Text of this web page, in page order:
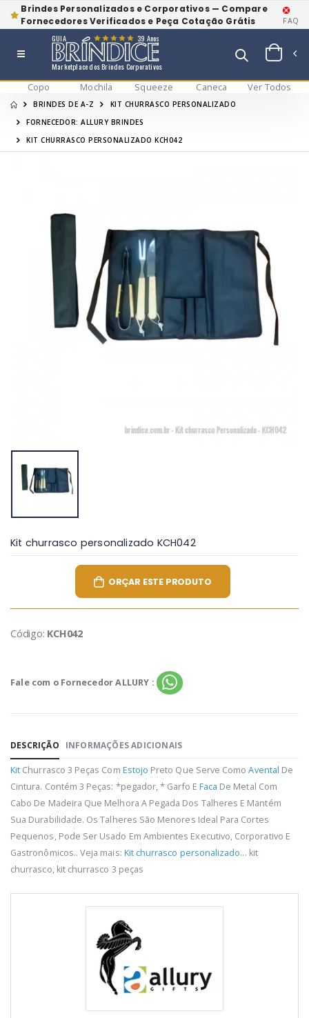
Brindes Personalizados e Corporativos — Compare
Fornecedores Verificados e Peça Cotação Grátis
FAQ
Marketplace dos Brindes Corporativos
GUIA 39 Anos
Copo Mochila Squeeze Caneca Ver Todos
BRINDES DE A-Z
KIT CHURRASCO PERSONALIZADO
FORNECEDOR: ALLURY BRINDES
KIT CHURRASCO PERSONALIZADO KCH042
Kit churrasco personalizado KCH042
ORÇAR ESTE PRODUTO
Código: KCH042
Fale com o Fornecedor ALLURY :
DESCRIÇÃO INFORMAÇÕES ADICIONAIS
Kit Churrasco 3 Peças Com Estojo Preto Que Serve ComoAvental De
Cintura. Contém 3 Peças: *pegador, * Garfo E Faca De Metal Com
Cabo De Madeira Que Melhora A Pegada Dos Talheres E Mantém
Sua Durabilidade. Os Talheres São Menores Ideal Para Cortes
Pequenos, Pode Ser Usado Em Ambientes Executivo, Corporativo E
Gastronômicos.. Veja mais: Kit churrasco personalizado... kit
churrasco, kit churrasco 3 peças